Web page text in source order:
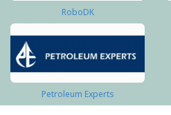
RoboDK
Petroleum Experts